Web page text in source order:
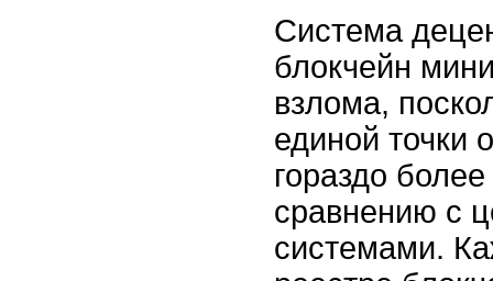
Система
блокчейн
взлома,
единой точки
гораздо
сравнению с
системами.